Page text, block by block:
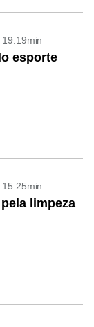
esporte
limpeza